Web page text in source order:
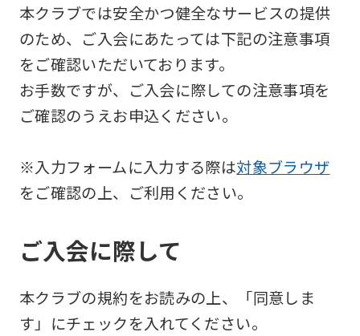
本クラブでは安全かつ健全なサービスの提供
のため、ご入会にあたっては下記の注意事項
をご確認いただいております。
お手数ですが、ご入会に際しての注意事項を
ご確認のうえお申込ください。
※入力フォームに入力する際は対象ブラウザ
をご確認の上、ご利用ください。
ご入会に際して
本クラブの規約をお読みの上、「同意しま
す」にチェックを入れてください。